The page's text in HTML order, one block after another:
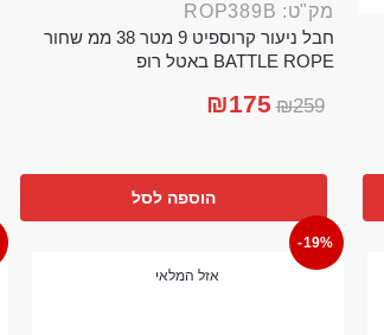
מק"ט: ROP389B
חבל ניעור קרוספיט 9 מטר 38 ממ שחור
BATTLE ROPE באטל רופ
₪259
₪175
הוספה לסל
-19%
אזל המלאי